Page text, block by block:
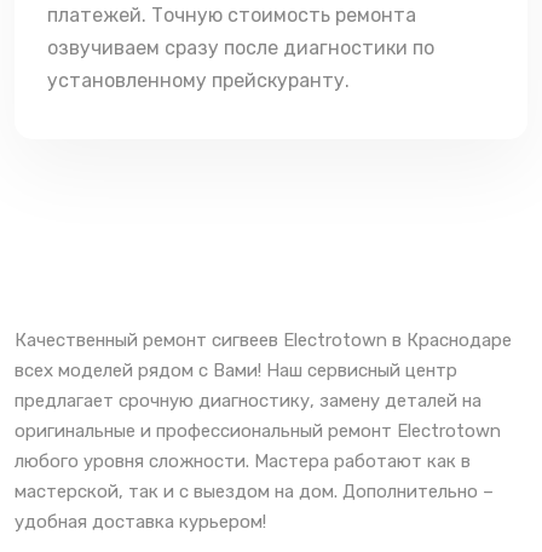
платежей. Точную стоимость ремонта
озвучиваем сразу после диагностики по
установленному прейскуранту.
Качественный ремонт сигвеев Electrotown в Краснодаре
всех моделей рядом с Вами! Наш сервисный центр
предлагает срочную диагностику, замену деталей на
оригинальные и профессиональный ремонт Electrotown
любого уровня сложности. Мастера работают как в
мастерской, так и с выездом на дом. Дополнительно –
удобная доставка курьером!